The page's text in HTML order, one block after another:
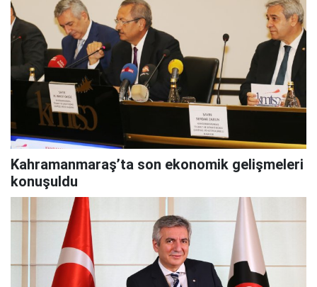
Kahramanmaraş’ta son ekonomik gelişmeleri
konuşuldu